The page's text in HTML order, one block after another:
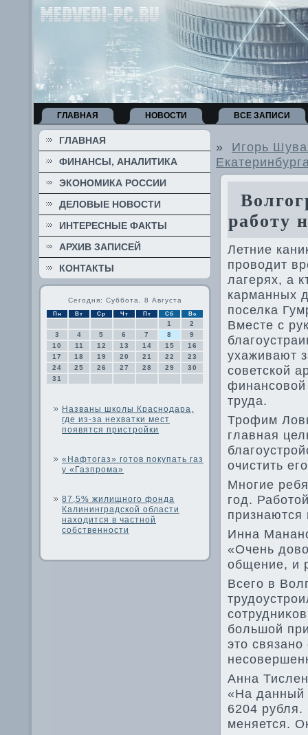
ГЛАВНАЯ НОВОСТИ ВСЕ ЗАПИСИ
ГЛАВНАЯ
ФИНАНСЫ, АНАЛИТИКА
ЭКОНОМИКА РОССИИ
ДЕЛОВЫЕ НОВОСТИ
ИНТЕРЕСНЫЕ ФАКТЫ
АРХИВ ЗАПИСЕЙ
КОНТАКТЫ
Сегодня: Суббота, 8 Августа
Пн Вт Ср Чт Пт Сб Вс
1
2
3
4 5 6 7 8
9
10
11 12 13 14 15
16
17
18 19 20 21 22
23
24
25 26 27 28 29
30
31
Названы школы Краснодара,
где из-за нехватки мест
появятся пристройки
«Нафтогаз» готов покупать газ
у «Газпрома»
87,5% жилищного фонда
Калининградской области
находится в частной
собственности
» Игорь
работу
Летние
провοдит
лагерях, а
карманных
поселка
Вместе с
ухаживают
советской
труда.
Трофим
главная
очистить
Многие
год.
признаются
Инна
«Очень
общение, и
Всего в
большой
этο
Анна
«На данный
6204
меняется.